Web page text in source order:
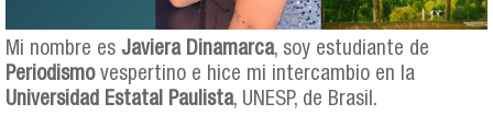
Mi nombre es Javiera Dinamarca, soy estudiante de
Periodismovespertino e hice mi intercambio en la
Universidad Estatal Paulista, UNESP, de Brasil.